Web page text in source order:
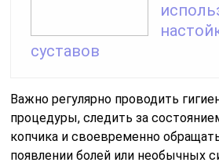
суставов
Важно регулярно проводить
процедуры, следить за
копчика и своевременно
появлении болей или необычных